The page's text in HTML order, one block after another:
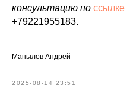
консультацию по ссылке
+79221955183.
Манылов Андрей
2025-08-14 23:51